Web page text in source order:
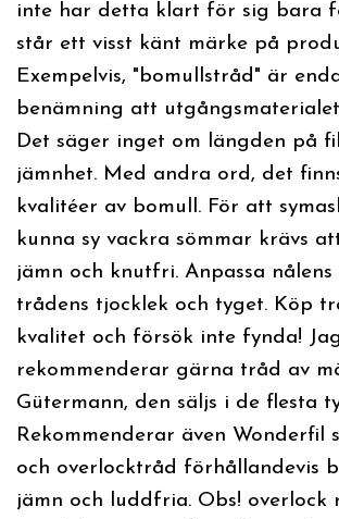
inte har detta klart för sig bara
står ett visst känt märke på
Exempelvis, "bomullstråd" är
benämning att
Det säger inget om längden på
jämnhet. Med andra ord, det
kvalitéer av bomull. För att
kunna sy vackra sömmar krävs
jämn och knutfri. Anpassa
trådens tjocklek och tyget. Köp
kvalitet och försök inte fynda! Jag
rekommenderar gärna tråd av
Gütermann, den säljs i de flesta
Rekommenderar även Wonderfil
och overlocktråd förhållandevis
jämn och luddfria. Obs! overlock